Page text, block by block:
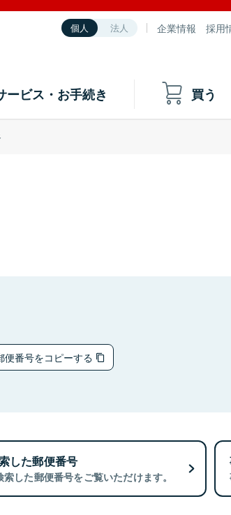
個人 法人 企業情報 採用
ービス・お手続き 買う
便番号をコピーする
した郵便番号
した郵便番号をご覧いただけます。